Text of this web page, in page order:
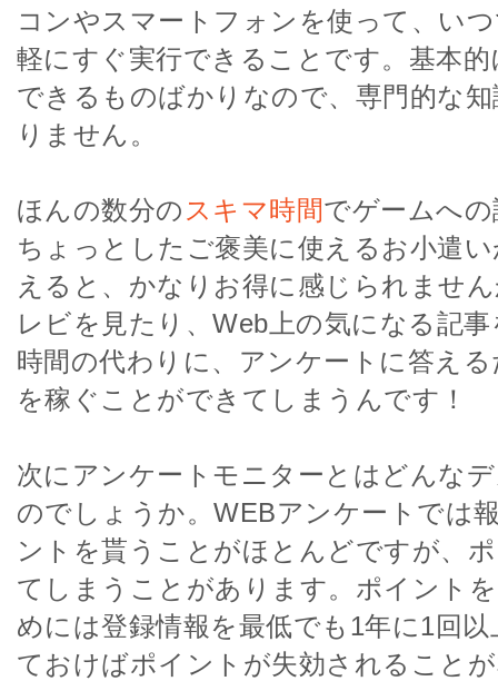
コンやスマートフォンを使って、い
軽にすぐ実行できることです。基本
できるものばかりなので、専門的な
りません。
ほんの数分の スキマ時間でゲームへ
ちょっとしたご褒美に使えるお小遣
えると、かなりお得に感じられませ
レビを見たり、Web上の気になる記
時間の代わりに、アンケートに答え
を稼ぐことができてしまうんです！
次にアンケートモニターとはどんな
のでしょうか。WEBアンケートでは
ントを貰うことがほとんどですが、
てしまうことがあります。ポイント
めには登録情報を最低でも1年に1回
ておけばポイントが失効されること